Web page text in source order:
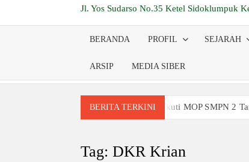
Jl. Yos Sudarso No.35 Ketel Sidoklumpuk
BERANDA PROFIL SEJARAH
ARSIP MEDIA SIBER
BERITA TERKINI
Siswa Baru Antusias Ikuti MOP SMPN 2
Relevansi Pemikiran Baden-Powell dalam
Tag:DKR Krian